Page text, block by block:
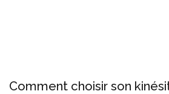
Comment choisir son